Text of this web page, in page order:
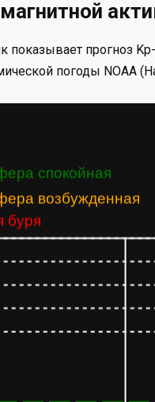
показывает прогноз
погоды NOAA